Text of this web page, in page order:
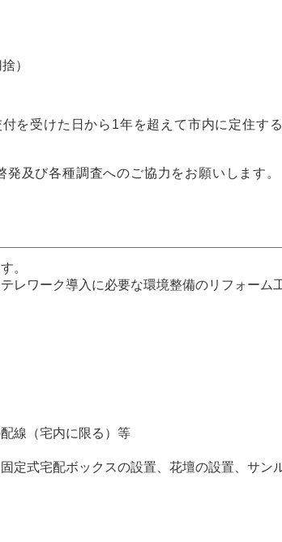
）
を受けた日から1年を超えて市内に定住す
及び各種調査へのご協力をお願いします。
。
レワーク導入に必要な環境整備のリフォーム
線（宅内に限る）等
定式宅配ボックスの設置、花壇の設置、サン